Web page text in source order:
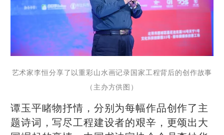
艺术家李恒分享了以重彩山水画记录国家工程背后的创作故事
（主办方供图）
谭玉平睹物抒情，分别为每幅作品创作了主
题诗词，写尽工程建设者的艰辛，更颂出大